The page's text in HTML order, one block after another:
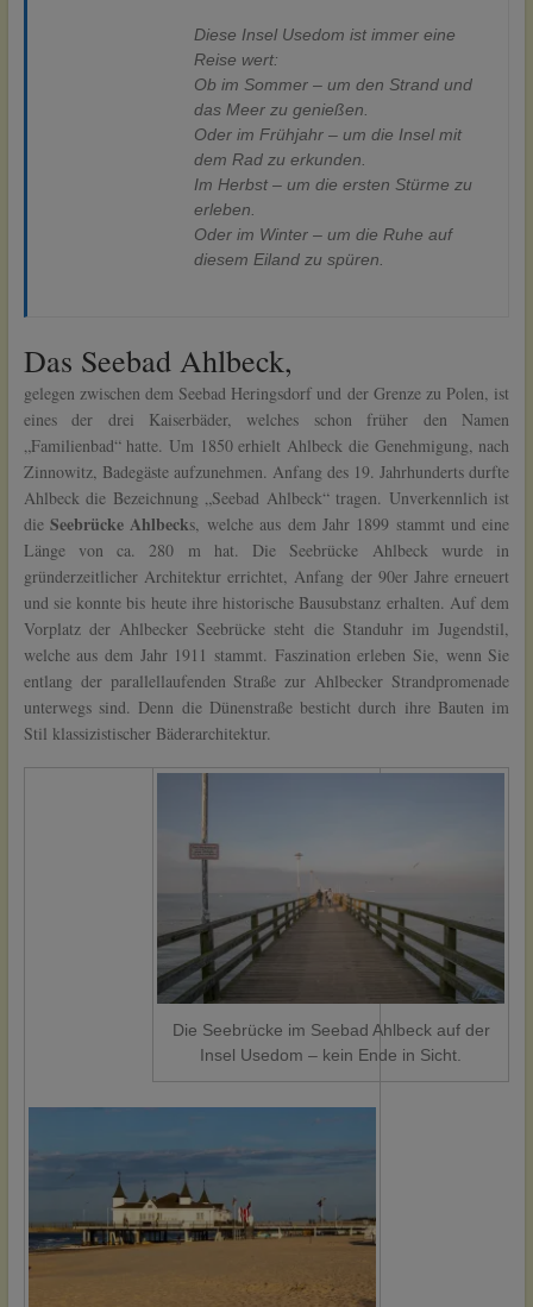
Diese Insel Usedom ist immer eine
Reise wert:
Ob im Sommer – um den Strand und
das Meer zu genießen.
Oder im Frühjahr – um die Insel mit
dem Rad zu erkunden.
Im Herbst – um die ersten Stürme zu
erleben.
Oder im Winter – um die Ruhe auf
diesem Eiland zu spüren.
Das Seebad Ahlbeck,
gelegen zwischen dem Seebad Heringsdorf und der Grenze zu Polen, ist
eines der drei Kaiserbäder, welches schon früher den Namen
„Familienbad“ hatte. Um 1850 erhielt Ahlbeck die Genehmigung, nach
Zinnowitz, Badegäste aufzunehmen. Anfang des 19. Jahrhunderts durfte
Ahlbeck die Bezeichnung „Seebad Ahlbeck“ tragen. Unverkennlich ist
dieSeebrücke Ahlbecks, welche aus dem Jahr 1899 stammt und eine
Länge von ca. 280 m hat. Die Seebrücke Ahlbeck wurde in
gründerzeitlicher Architektur errichtet, Anfang der 90er Jahre erneuert
und sie konnte bis heute ihre historische Bausubstanz erhalten. Auf dem
Vorplatz der Ahlbecker Seebrücke steht die Standuhr im Jugendstil,
welche aus dem Jahr 1911 stammt. Faszination erleben Sie, wenn Sie
entlang der parallellaufenden Straße zur Ahlbecker Strandpromenade
unterwegs sind. Denn die Dünenstraße besticht durch ihre Bauten im
Stil klassizistischer Bäderarchitektur.
Die Seebrücke im Seebad Ahlbeck auf der
Insel Usedom – kein Ende in Sicht.